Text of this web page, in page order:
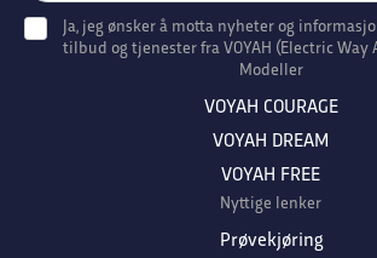
Ja, jeg ønsker å motta nyheter og
tilbud og tjenester fra VOYAH (Electric Way
Modeller
VOYAH COURAGE
VOYAH DREAM
VOYAH FREE
Nyttige lenker
Prøvekjøring